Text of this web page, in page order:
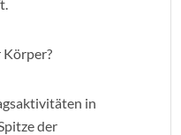
Körper?
in
der